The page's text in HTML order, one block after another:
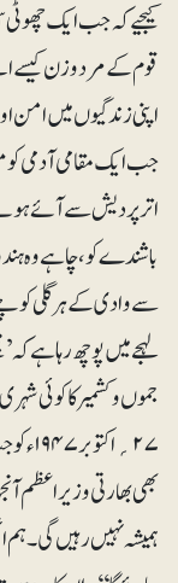
کیجیے کہ جب ایک چھوٹی
قوم کے مرد و زن کیسے
اپنی زندگیوں میں امن
جب ایک مقامی آدمی کو
اترپردیش سے آئے
باشندے کو، چاہے وہ
سے وادی کے ہرگلی
لہجے میں پوچھ رہا ہے کہ
جموں و کشمیر کاکوئی
۲۷
بھی بھارتی وزیراعظم
ہمیشہ نہیں رہیں گی۔